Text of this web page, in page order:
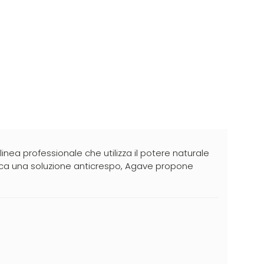
professionale che utilizza il potere naturale
una soluzione anticrespo, Agave propone